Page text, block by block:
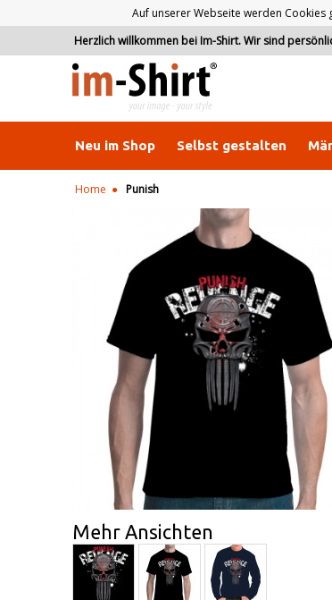
Auf unserer Webseite werden Cookies
Herzlich willkommen bei Im-Shirt. Wir sind
Neu im Shop Selbst gestalten
Home Punish
Mehr Ansichten